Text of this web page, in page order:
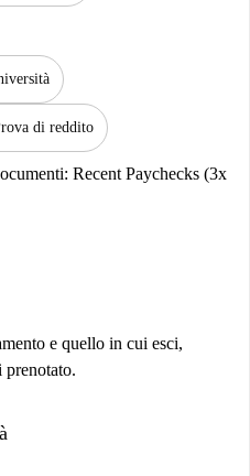
di reddito
Recent Paychecks (3x
e quello in cui esci,
prenotato.